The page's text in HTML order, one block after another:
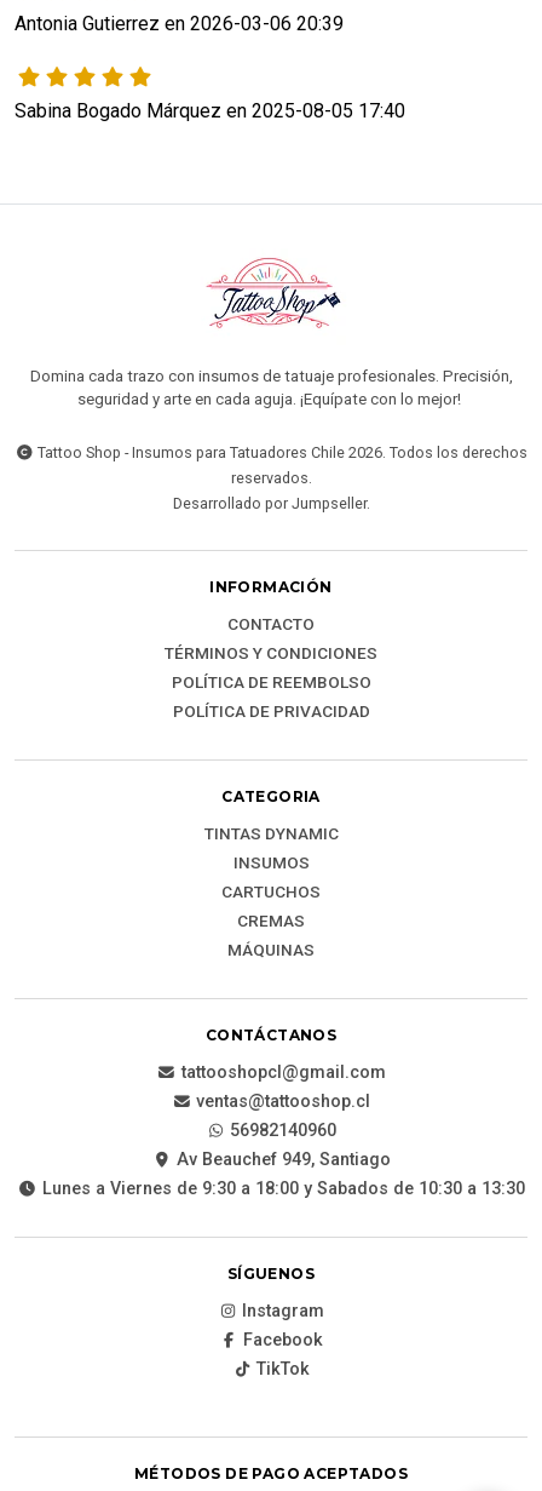
Antonia Gutierrez en 2026-03-06 20:39
Sabina Bogado Márquez en 2025-08-05 17:40
Domina cada trazo con insumos de tatuaje profesionales. Precisión,
seguridad y arte en cada aguja. ¡Equípate con lo mejor!
Tattoo Shop - Insumos para Tatuadores Chile 2026. Todos los derechos
reservados.
Desarrollado por Jumpseller.
INFORMACIÓN
CONTACTO
TÉRMINOS Y CONDICIONES
POLÍTICA DE REEMBOLSO
POLÍTICA DE PRIVACIDAD
CATEGORIA
TINTAS DYNAMIC
INSUMOS
CARTUCHOS
CREMAS
MÁQUINAS
CONTÁCTANOS
tattooshopcl@gmail.com
ventas@tattooshop.cl
56982140960
Av Beauchef 949, Santiago
Lunes a Viernes de 9:30 a 18:00 y Sabados de 10:30 a 13:30
SÍGUENOS
Instagram
Facebook
TikTok
MÉTODOS DE PAGO ACEPTADOS